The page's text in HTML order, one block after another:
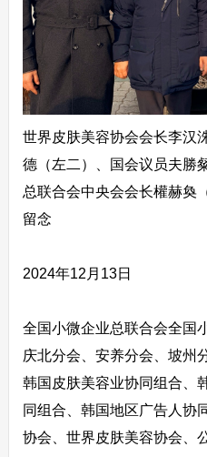
世界皮肤美容协会会长李汉
德（左二）、国会议员夫勝
总联合会中央会会长權赫奐
留念
2024年12月13日
全国小微企业总联合会全国
庆北分会、安养分会、坡州
韩国皮肤美容业协同组合、
同组合、韩国地区广告人协
协会、世界皮肤美容协会、